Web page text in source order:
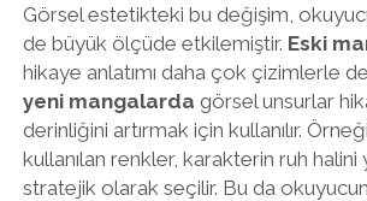
Görsel estetikteki bu değişim,
de büyük ölçüde etkilemiştir. Eski
hikaye anlatımı daha çok çizimlerle
yeni mangalarda görsel unsurlar
derinliğini artırmak için kullanılır.
kullanılan renkler, karakterin ruh halini
stratejik olarak seçilir. Bu da